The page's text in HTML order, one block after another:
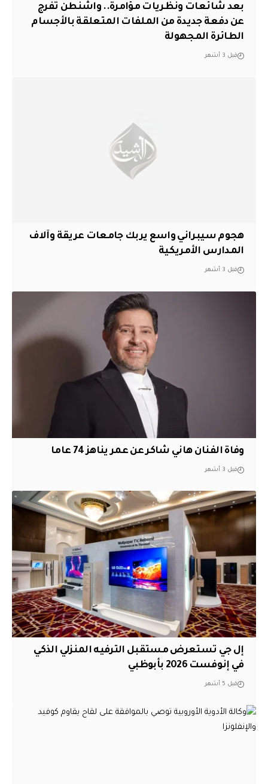
بعد شائعات ونظريات مؤامرة.. واشنطن تفرج
عن دفعة جديدة من الملفات المتعلقة بالأجسام
الطائرة المجهولة
قبل 3 أشهر
هجوم سيبراني واسع يربك جامعات عريقة وآلاف
المدارس الأمريكية
قبل 3 أشهر
وفاة الفنان هاني شاكر عن عمر يناهز 74 عاما
قبل 3 أشهر
إل جي تستعرض مستقبل الترفيه المنزلي الذكي
في إنوفست 2026 بأبوظبي
قبل 5 أشهر